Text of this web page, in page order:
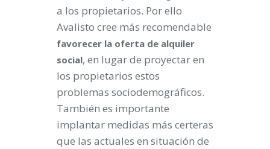
a los propietarios. Por ello
Avalisto cree más recomendable
favorecer la oferta de alquiler
social, en lugar de proyectar en
los propietarios estos
problemas sociodemográficos.
También es importante
implantar medidas más certeras
que las actuales en situación de